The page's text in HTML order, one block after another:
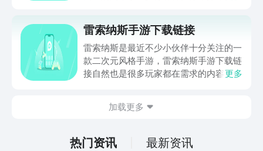
来看，在目前玩家群体中有着很好的反
馈。无论是各种列车成员的技能设定，还
是游戏整体玩法框架方面都很有特点。
雷索纳斯手游下载链接
雷索纳斯是最近不少小伙伴十分关注的一
款二次元风格手游，雷索纳斯手游下载链
接自然也是很多玩家都在需求的内容了。
到。今天小编就来分享一下雷索纳斯安装
哦！
更多
加载更多
热门资讯 最新资讯